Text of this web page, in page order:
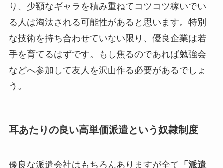
り、少額なギャラを積み重ねてコツコツ稼いでい
る人は淘汰される可能性があると思います。特別
な技術を持ち合わせていない限り、優良企業は若
手を育てるはずです。もし焦るのであれば勉強会
などへ参加して友人を沢山作る必要があるでしょ
う。
耳あたりの良い高単価派遣という奴隷制度
優良な派遣会社はもちろんありますが全て 「派遣